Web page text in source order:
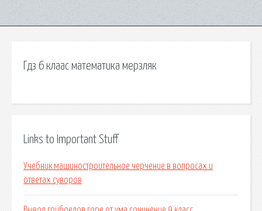
Гдз 6 клаас математика мерзляк
Links to Important Stuff
Учебник машиностроительное черчение в вопросах и
ответах суворов